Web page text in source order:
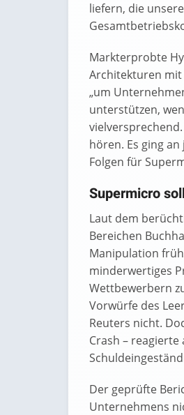
liefern, die
Markterprobte
Architekturen
„um
unterstützen,
hören. Es ging
Folgen für
Supermicro
Laut dem
Bereichen
Manipulation
minderwertiges
Wettbewerbern
Vorwürfe des
Reuters nicht.
Crash –
Der geprüfte
Unternehmens